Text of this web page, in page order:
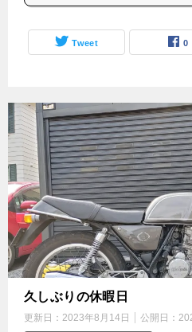
Tweet 0
久しぶりの休暇日
更新日： 2023年8月14日 公開日：